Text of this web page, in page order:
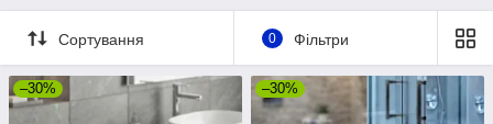
Сортування 0 Фільтри
–30% –30%